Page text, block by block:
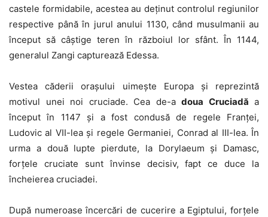
castele formidabile, acestea au deținut controlul regiunilor
respective până în jurul anului 1130, când musulmanii au
început să câștige teren în războiul lor sfânt. În 1144,
generalul Zangi capturează Edessa.
Vestea căderii orașului uimește Europa și reprezintă
motivul unei noi cruciade. Cea de-a doua Cruciadă a
început în 1147 și a fost condusă de regele Franței,
Ludovic al VII-lea și regele Germaniei, Conrad al III-lea. În
urma a două lupte pierdute, la Dorylaeum și Damasc,
forțele cruciate sunt învinse decisiv, fapt ce duce la
încheierea cruciadei.
După numeroase încercări de cucerire a Egiptului, forțele